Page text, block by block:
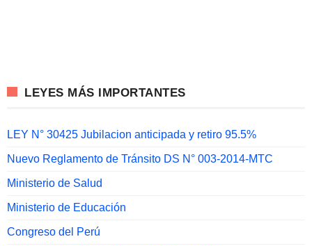
LEYES MÁS IMPORTANTES
LEY N° 30425 Jubilacion anticipada y retiro 95.5%
Nuevo Reglamento de Tránsito DS N° 003-2014-MTC
Ministerio de Salud
Ministerio de Educación
Congreso del Perú